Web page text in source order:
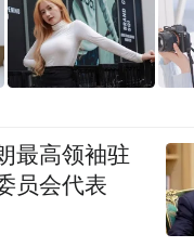
。10月25日，
纪录片放映活
将邀请来自英国
议题。
最高领袖驻
员会代表